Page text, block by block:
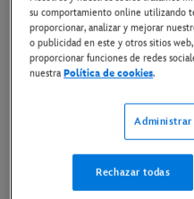
27 de abril de 2023
Link al
su comportamiento online utilizando
proporcionar, analizar y mejorar
o publicidad en este y otros sitios
proporcionar funciones de redes
nuestra Política de cookies.
Administrar
Rechazar todas